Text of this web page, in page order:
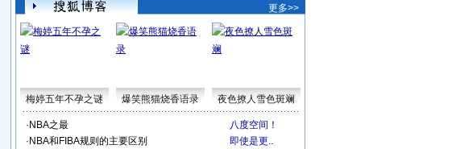
更多>>
梅婷五年不孕之谜 爆笑熊猫烧香语录 夜色撩人雪色斑斓
· NBA之最
八度空间！
· NBA和FIBA规则的主要区别
即使是更..